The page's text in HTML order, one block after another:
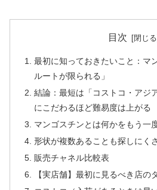
目次
最初に知っておきたいこと：マ
ルートが限られる」
結論：最短は「コストコ・アジ
にこだわるほど難易度は上がる
マンゴスチンとは何かをもう一
形状が複数あることも探しにく
販売チャネル比較表
【実店舗】最初に見るべき店の